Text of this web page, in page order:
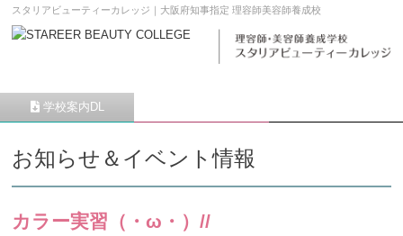
スタリアビューティーカレッジ｜大阪府知事指定 理容師美容師養成校
学校案内DL
お知らせ＆イベント情報
カラー実習（・ω・）//